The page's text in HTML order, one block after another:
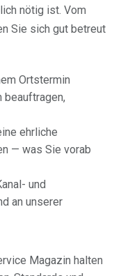
nötig ist. Vom
Sie sich gut betreut
Ortstermin
beauftragen,
ehrliche
— was Sie vorab
und
an unserer
Magazin halten